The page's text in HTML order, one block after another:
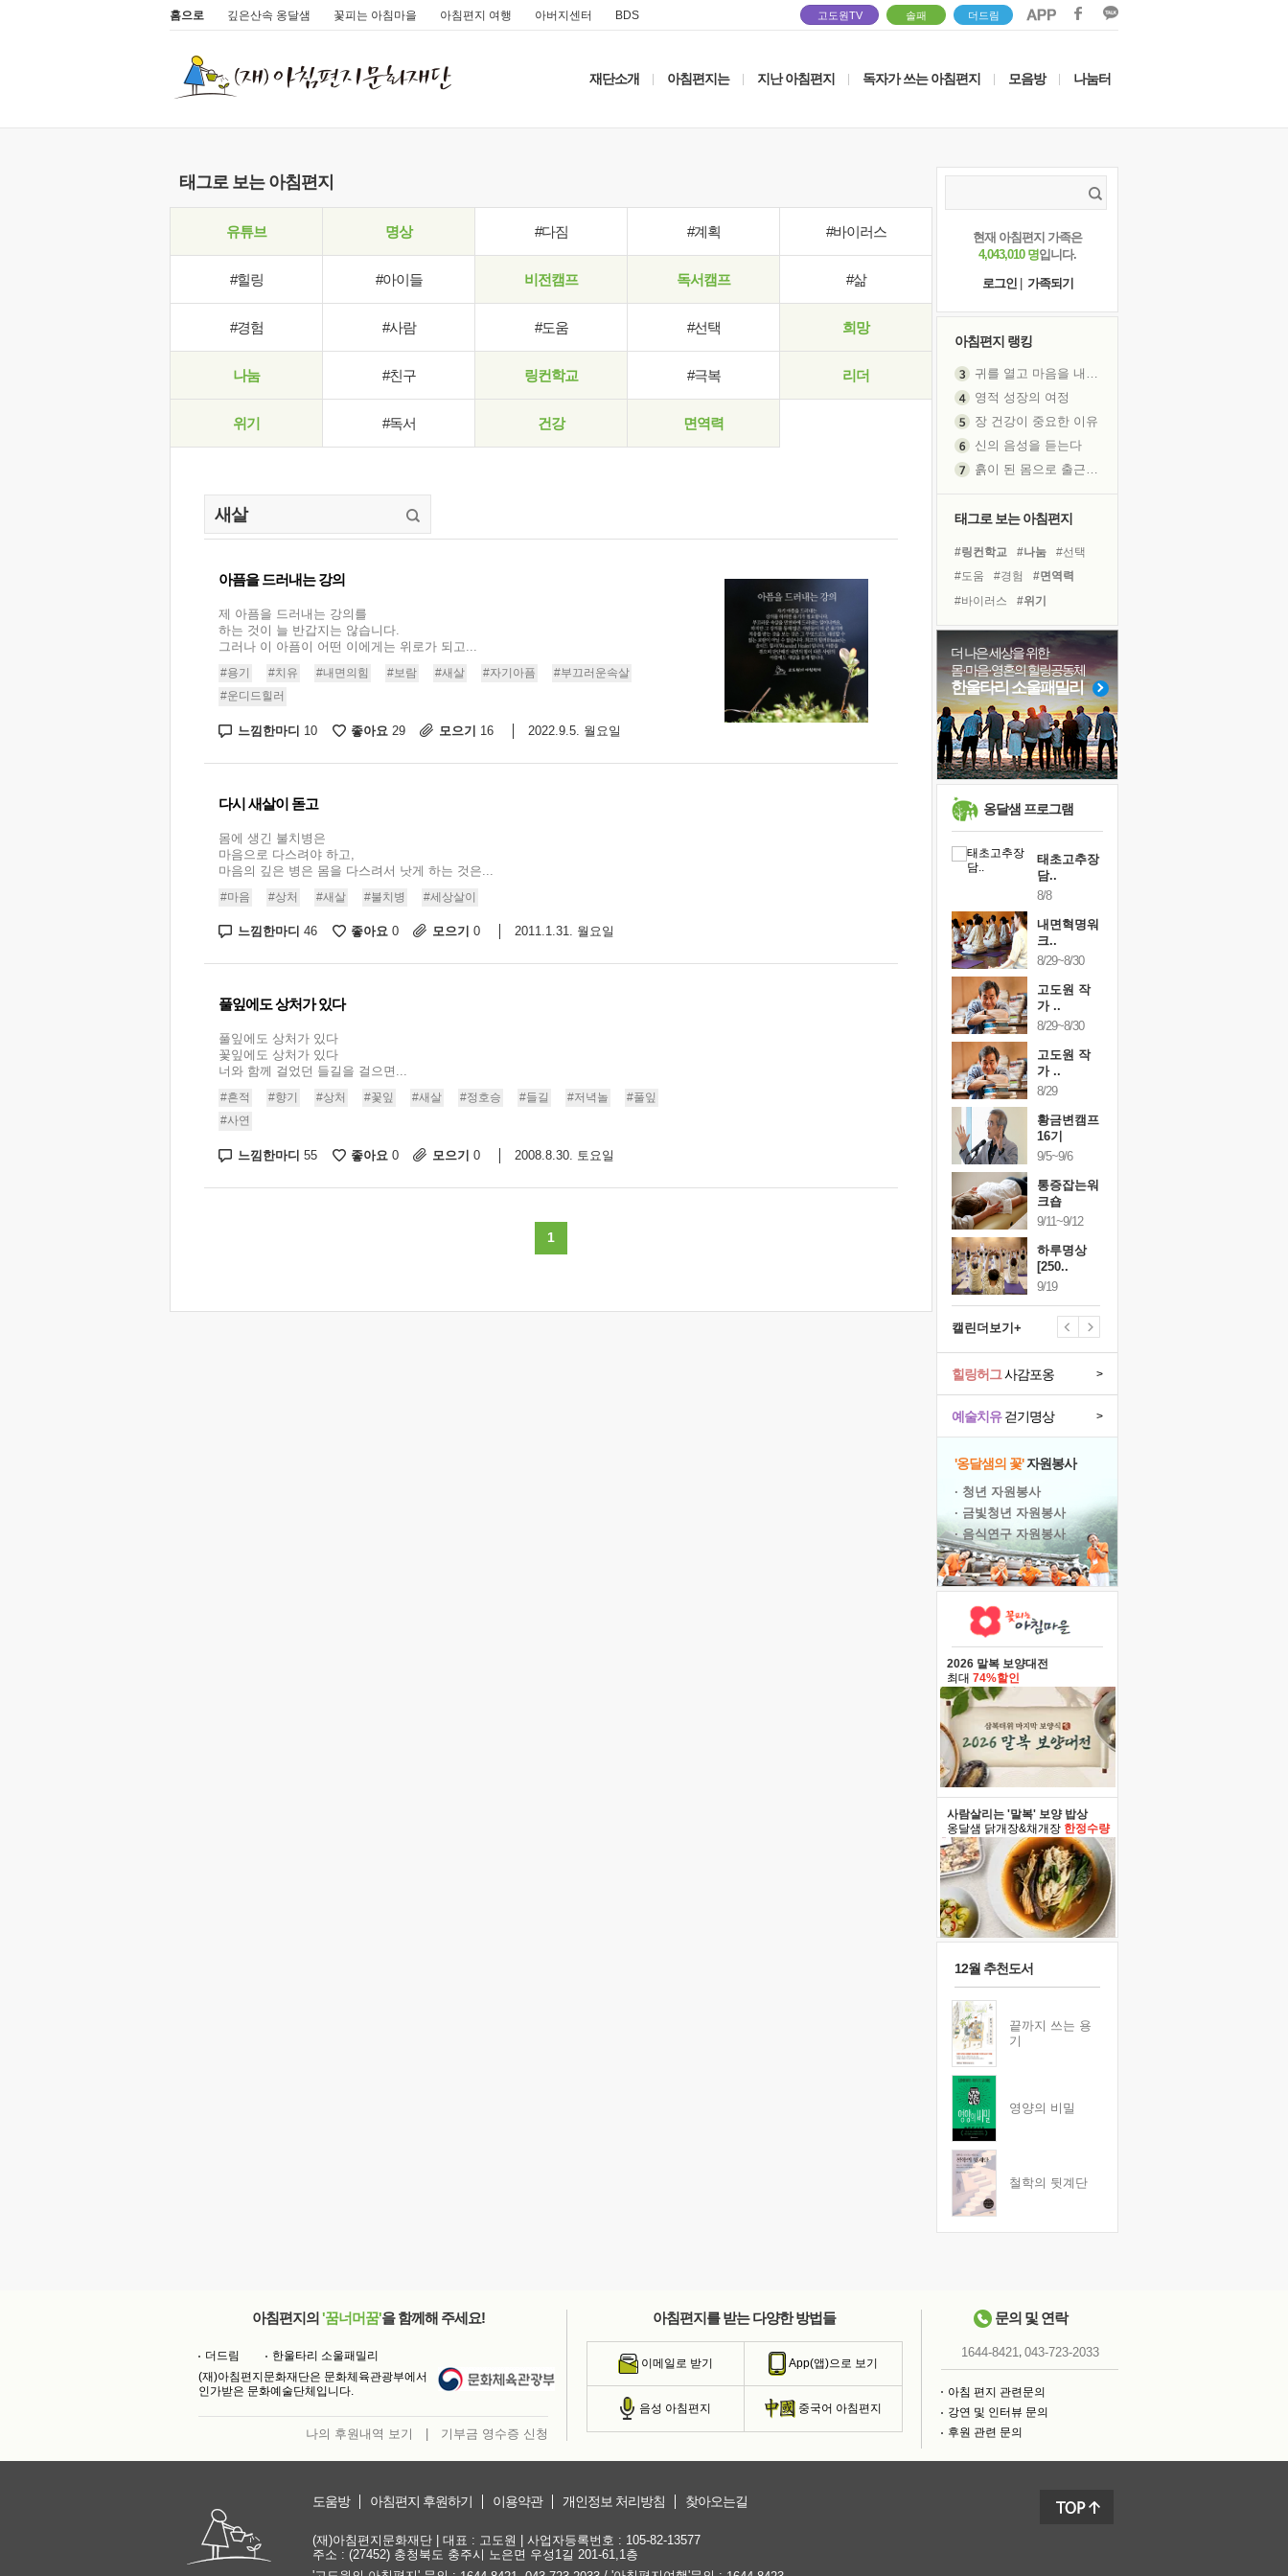
홈으로 깊은산속 옹달샘 꽃피는 아침마을 아침편지 여행 아버지센터 BDS 고도원TV 솔패 더드림
재단소개 아침편지는 지난 아침편지 독자가 쓰는 아침편지 모음방 나눔터
태그로 보는 아침편지
유튜브 명상 #다짐 #계획 #바이러스
#힐링 #아이들 비전캠프 독서캠프 #삶
#경험 #사람 #도움 #선택 희망
나눔 #친구 링컨학교 #극복 리더
위기 #독서 건강 면역력
아픔을 드러내는 강의
제 아픔을 드러내는 강의를
하는 것이 늘 반갑지는 않습니다.
그러나 이 아픔이 어떤 이에게는 위로가 되고...
#용기 #치유 #내면의힘 #보람 #새살 #자기아픔
#부끄러운속살
#운디드힐러
느낌한마디 10 좋아요 29 모으기 16 2022.9.5. 월요일
다시 새살이 돋고
몸에 생긴 불치병은
마음으로 다스려야 하고,
마음의 깊은 병은 몸을 다스려서 낫게 하는 것은...
#마음 #상처 #새살 #불치병 #세상살이
느낌한마디 46 좋아요 0 모으기 0 2011.1.31. 월요일
풀잎에도 상처가 있다
풀잎에도 상처가 있다
꽃잎에도 상처가 있다
너와 함께 걸었던 들길을 걸으면...
#흔적 #향기 #상처 #꽃잎 #새살 #정호승 #들길 #저녁놀
#풀잎
#사연
느낌한마디 55 좋아요 0 모으기 0 2008.8.30. 토요일
1
현재 아침편지 가족은
4,043,010 명입니다.
로그인
가족되기
아침편지 랭킹
귀를 열고 마음을 내어주고
영적 성장의 여정
장 건강이 중요한 이유
신의 음성을 듣는다
흙이 된 몸으로 출근하는 여자
졸업식 사진을 보며
극심한 변비, 어깨결림, 수면 장애
아픈 아버지를 위한 공간 설계
슬럼프
보고 싶은 어머니
유년 시절의 부산 영도 바다
못된 꼰대들
희망이란
'모른다'는 것
태그로 보는 아침편지
#링컨학교 #나눔
#선택
#도움
#경험
#면역력
#바이러스
#위기
#아이들
#리더
#다짐
#극복
#독서
#친구
#명상
#비전캠프
#독서캠프
#건강
#사람
#희망
#힐링
더 나은 세상을 위한
몸·마음·영혼의 힐링공동체
한울타리 소울패밀리
옹달샘 프로그램
10/9~10/10
내면혁명워
태초고추장
담..
8/8
내면혁명워
크..
8/29~8/30
고도원 작
가 ..
8/29~8/30
고도원 작
가 ..
8/29
황금변캠프
16기
9/5~9/6
통증잡는워
크숍
9/11~9/12
하루명상
[250..
9/19
캘린더보기+
예술치유걷기명상 >
힐링허그사감포옹 >
'옹달샘의 꽃'자원봉사
· 청년 자원봉사
· 금빛청년 자원봉사
· 음식연구 자원봉사
2026 말복 보양대전
최대 74%할인
사람살리는 '말복' 보양 밥상
옹달샘 닭개장&채개장 한정수량
12월 추천도서
끝까지 쓰는 용
기
영양의 비밀
철학의 뒷계단
아침편지의 '꿈너머꿈'을 함께해 주세요!
더드림
한울타리 소울패밀리
(재)아침편지문화재단은 문화체육관광부에서
인가받은 문화예술단체입니다.
나의 후원내역 보기 기부금 영수증 신청
아침편지를 받는 다양한 방법들
이메일로 받기 App(앱)으로 보기
음성 아침편지 중국어 아침편지
문의 및 연락
1644-8421, 043-723-2033
아침 편지 관련문의
강연 및 인터뷰 문의
후원 관련 문의
도움방 아침편지 후원하기 이용약관 개인정보 처리방침 찾아오는길
(재)아침편지문화재단 | 대표 : 고도원 | 사업자등록번호 : 105-82-13577
주소 : (27452) 충청북도 충주시 노은면 우성1길 201-61,1층